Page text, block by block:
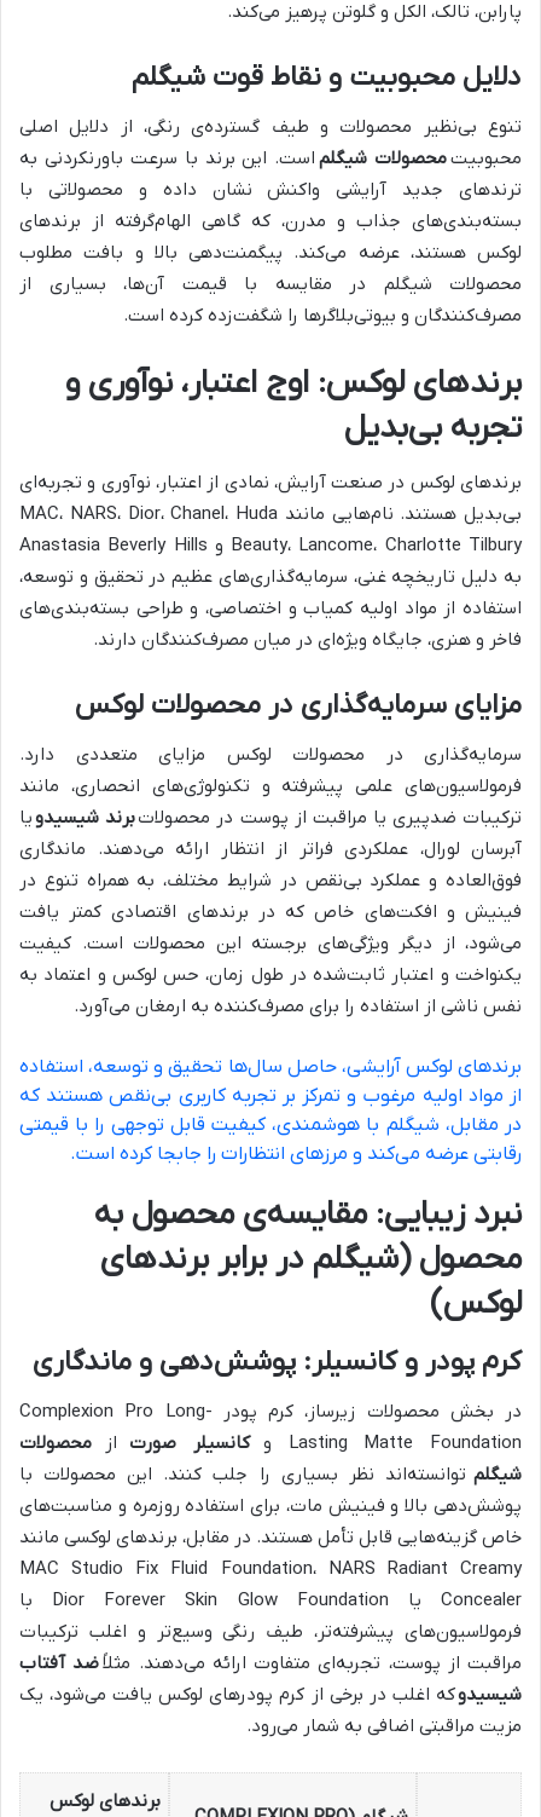
پارابن، تالک، الکل و گلوتن پرهیز می‌کند.
دلایل محبوبیت و نقاط قوت شیگلم
تنوع بی‌نظیر محصولات و طیف گسترده‌ی رنگی، از دلایل اصلی
محبوبیتمحصولات شیگلم است. این برند با سرعت باورنکردنی به
ترندهای جدید آرایشی واکنش نشان داده و محصولاتی با
بسته‌بندی‌های جذاب و مدرن، که گاهی الهام‌گرفته از برندهای
لوکس هستند، عرضه می‌کند. پیگمنت‌دهی بالا و بافت مطلوب
محصولات شیگلم در مقایسه با قیمت آن‌ها، بسیاری از
مصرف‌کنندگان و بیوتی‌بلاگرها را شگفت‌زده کرده است.
برندهای لوکس: اوج اعتبار، نوآوری و
تجربه بی‌بدیل
برندهای لوکس در صنعت آرایش، نمادی از اعتبار، نوآوری و تجربه‌ای
بی‌بدیل هستند. نام‌هایی مانند MAC، NARS، Dior، Chanel، Huda
Beauty، Lancome، Charlotte Tilbury و Anastasia Beverly Hills
به دلیل تاریخچه غنی، سرمایه‌گذاری‌های عظیم در تحقیق و توسعه،
استفاده از مواد اولیه کمیاب و اختصاصی، و طراحی بسته‌بندی‌های
فاخر و هنری، جایگاه ویژه‌ای در میان مصرف‌کنندگان دارند.
مزایای سرمایه‌گذاری در محصولات لوکس
سرمایه‌گذاری در محصولات لوکس مزایای متعددی دارد.
فرمولاسیون‌های علمی پیشرفته و تکنولوژی‌های انحصاری، مانند
ترکیبات ضدپیری یا مراقبت از پوست در محصولاتبرند شیسیدویا
آبرسان لورال، عملکردی فراتر از انتظار ارائه می‌دهند. ماندگاری
فوق‌العاده و عملکرد بی‌نقص در شرایط مختلف، به همراه تنوع در
فینیش و افکت‌های خاص که در برندهای اقتصادی کمتر یافت
می‌شود، از دیگر ویژگی‌های برجسته این محصولات است. کیفیت
یکنواخت و اعتبار ثابت‌شده در طول زمان، حس لوکس و اعتماد به
نفس ناشی از استفاده را برای مصرف‌کننده به ارمغان می‌آورد.
برندهای لوکس آرایشی، حاصل سال‌ها تحقیق و توسعه، استفاده
از مواد اولیه مرغوب و تمرکز بر تجربه کاربری بی‌نقص هستند که
در مقابل، شیگلم با هوشمندی، کیفیت قابل توجهی را با قیمتی
رقابتی عرضه می‌کند و مرزهای انتظارات را جابجا کرده است.
نبرد زیبایی: مقایسه‌ی محصول به
محصول (شیگلم در برابر برندهای
لوکس)
کرم پودر و کانسیلر: پوشش‌دهی و ماندگاری
در بخش محصولات زیرساز، کرم پودر Complexion Pro Long-
Lasting Matte Foundation و
کانسیلر صورت از
محصولات
شیگلم توانسته‌اند نظر بسیاری را جلب کنند. این محصولات با
پوشش‌دهی بالا و فینیش مات، برای استفاده روزمره و مناسبت‌های
خاص گزینه‌هایی قابل تأمل هستند. در مقابل، برندهای لوکسی مانند
MAC Studio Fix Fluid Foundation، NARS Radiant Creamy
Concealer یا Dior Forever Skin Glow Foundation با
فرمولاسیون‌های پیشرفته‌تر، طیف رنگی وسیع‌تر و اغلب ترکیبات
مراقبت از پوست، تجربه‌ای متفاوت ارائه می‌دهند. مثلاًضد آفتاب
شیسیدوکه اغلب در برخی از کرم پودرهای لوکس یافت می‌شود، یک
مزیت مراقبتی اضافی به شمار می‌رود.
برندهای لوکس